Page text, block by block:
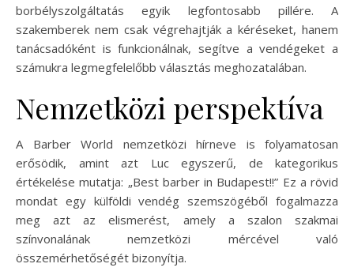
borbélyszolgáltatás egyik legfontosabb pillére. A
szakemberek nem csak végrehajtják a kéréseket, hanem
tanácsadóként is funkcionálnak, segítve a vendégeket a
számukra legmegfelelőbb választás meghozatalában.
Nemzetközi perspektíva
A Barber World nemzetközi hírneve is folyamatosan
erősödik, amint azt Luc egyszerű, de kategorikus
értékelése mutatja: „Best barber in Budapest!!” Ez a rövid
mondat egy külföldi vendég szemszögéből fogalmazza
meg azt az elismerést, amely a szalon szakmai
színvonalának nemzetközi mércével való
összemérhetőségét bizonyítja.